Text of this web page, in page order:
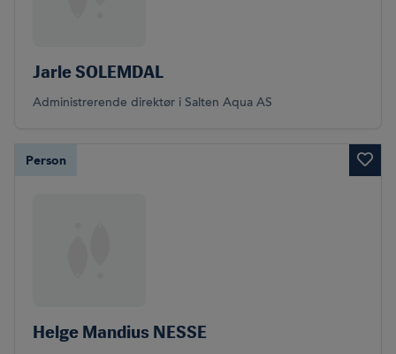
Jarle SOLEMDAL
Administrerende direktør i Salten Aqua AS
Person
Helge Mandius NESSE